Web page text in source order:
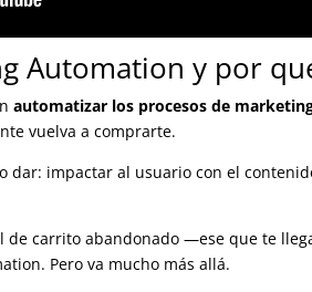
Automation y por
automatizar los procesos de
vuelva a comprarte.
dar: impactar al usuario con el
de carrito abandonado —ese que te
Pero va mucho más allá.